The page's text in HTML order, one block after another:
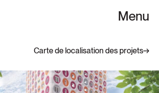
Menu
Carte de localisation des projets